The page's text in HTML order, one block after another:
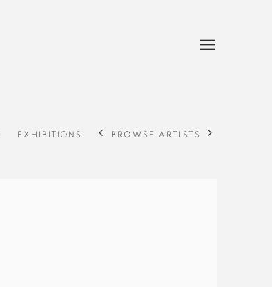
EXHIBITIONS BROWSE ARTISTS